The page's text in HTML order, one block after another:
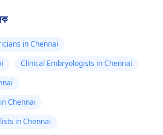
in Chennai
Clinical Embryologists in Chennai
Chennai
in Chennai